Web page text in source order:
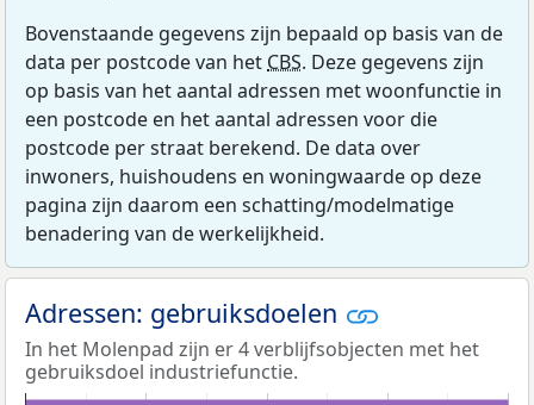
Bovenstaande gegevens zijn bepaald op basis van de
data per postcode van het CBS. Deze gegevens zijn
op basis van het aantal adressen met woonfunctie in
een postcode en het aantal adressen voor die
postcode per straat berekend. De data over
inwoners, huishoudens en woningwaarde op deze
pagina zijn daarom een schatting/modelmatige
benadering van de werkelijkheid.
Adressen: gebruiksdoelen
In het Molenpad zijn er 4 verblijfsobjecten met het
gebruiksdoel industriefunctie.